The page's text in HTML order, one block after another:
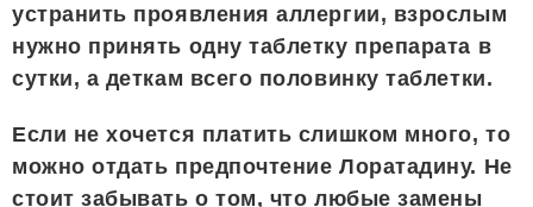
устранить проявления аллергии, взрослым
нужно принять одну таблетку препарата в
сутки, а деткам всего половинку таблетки.
Если не хочется платить слишком много, то
можно отдать предпочтение Лоратадину. Не
стоит забывать о том, что любые замены